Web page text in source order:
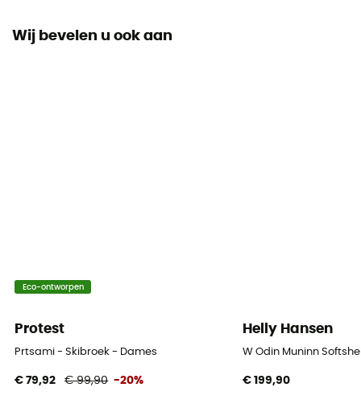
Fit
[main] 100 % polyamide
RECCO® Technologie
No
Wij bevelen u ook aan
Eco-ontworpen
Protest
Prtsami - Skibroek - Dames
€ 79,92 € 99,90 -20%
Helly Hansen
W Odin Muninn
€ 199,90